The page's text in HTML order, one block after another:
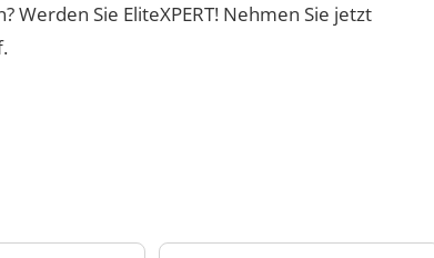
Werden Sie EliteXPERT! Nehmen Sie jetzt